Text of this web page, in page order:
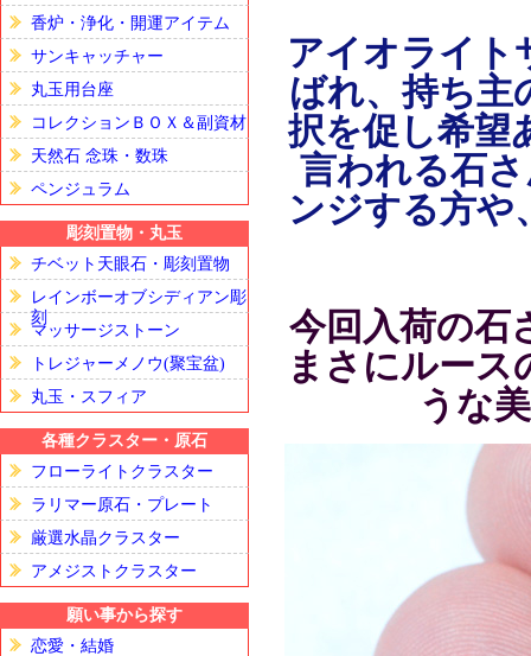
香炉・浄化・開運アイテム
サンキャッチャー
丸玉用台座
コレクションＢＯＸ＆副資材
天然石 念珠・数珠
ペンジュラム
彫刻置物・丸玉
チベット天眼石・彫刻置物
レインボーオブシディアン彫
刻
マッサージストーン
トレジャーメノウ(聚宝盆)
丸玉・スフィア
各種クラスター・原石
フローライトクラスター
ラリマー原石・プレート
厳選水晶クラスター
アメジストクラスター
願い事から探す
恋愛・結婚
アイオライト
ばれ、持ち主
択を促し希望
言われる石
ンジする方や
今回入荷の石
まさにルース
うな